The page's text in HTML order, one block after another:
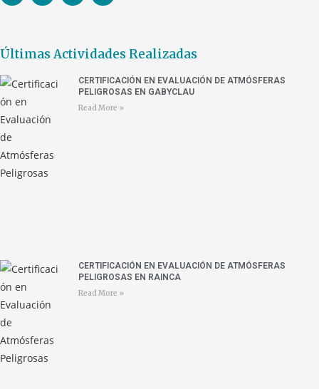
Últimas Actividades Realizadas
CERTIFICACIÓN EN EVALUACIÓN DE ATMÓSFERAS
PELIGROSAS EN GABYCLAU
Read More »
CERTIFICACIÓN EN EVALUACIÓN DE ATMÓSFERAS
PELIGROSAS EN RAINCA
Read More »